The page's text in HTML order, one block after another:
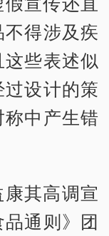
得涉及疾
些表述似
设计的策
中产生错
其高调宣
通则》团